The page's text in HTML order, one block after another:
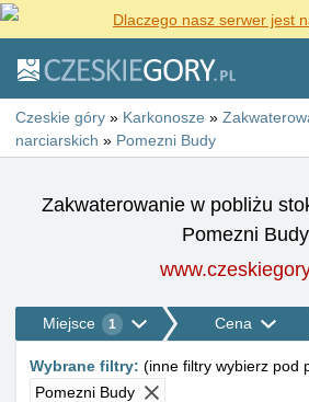
Dlaczego nasz serwer jest
Czeskie góry » Karkonosze »
narciarskich » Pomezni Budy
Zakwaterowanie w pobliżu
Pomezni Budy
Miejsce 1 Cena
Wybrane filtry: (inne filtry wybierz pod
Pomezni Budy